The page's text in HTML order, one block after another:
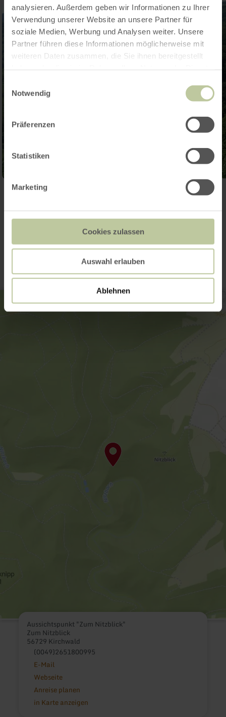
analysieren. Außerdem geben wir Informationen zu Ihrer
Verwendung unserer Website an unsere Partner für
soziale Medien, Werbung und Analysen weiter. Unsere
Partner führen diese Informationen möglicherweise mit
weiteren Daten zusammen, die Sie ihnen bereitgestellt
Notwendig
Präferenzen
Statistiken
Marketing
Cookies zulassen
Auswahl erlauben
Ablehnen
Kontakt
Aussichtspunkt "Zum Nitzblick"
Zum Nitzblick
56729 Kirchwald
(0049)2651800995
E-Mail
Webseite
Anreise planen
in Karte anzeigen